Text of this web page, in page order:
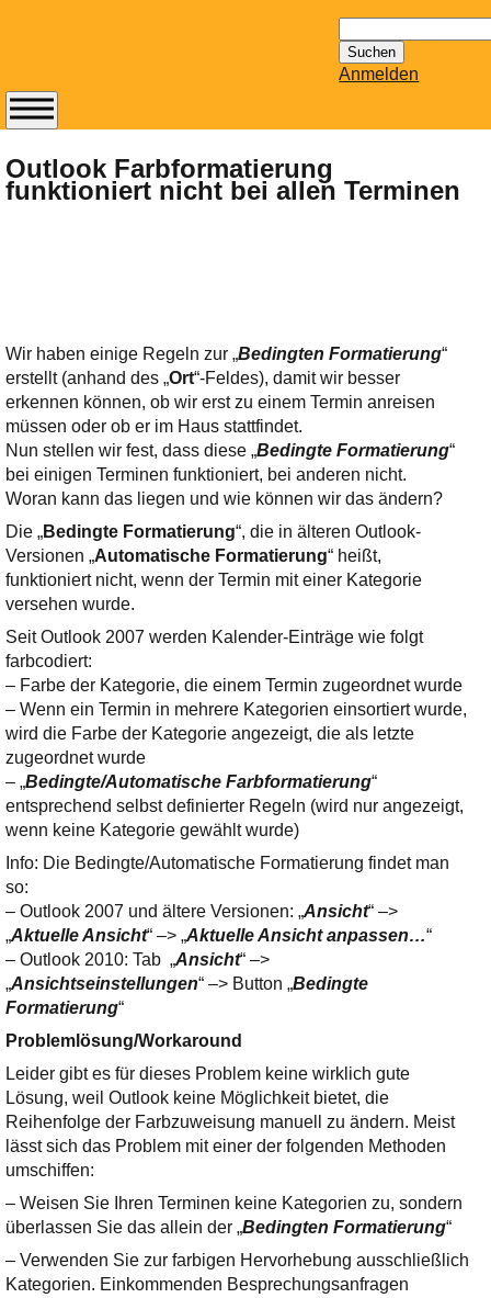
nach:
Anmelden
Outlook Farbformatierung
funktioniert nicht bei allen Terminen
Wir haben einige Regeln zur „Bedingten Formatierung“
erstellt (anhand des „Ort“-Feldes), damit wir besser
erkennen können, ob wir erst zu einem Termin anreisen
müssen oder ob er im Haus stattfindet.
Nun stellen wir fest, dass diese „Bedingte Formatierung“
bei einigen Terminen funktioniert, bei anderen nicht.
Woran kann das liegen und wie können wir das ändern?
Die „Bedingte Formatierung“, die in älteren Outlook-
Versionen „Automatische Formatierung“ heißt,
funktioniert nicht, wenn der Termin mit einer Kategorie
versehen wurde.
Seit Outlook 2007 werden Kalender-Einträge wie folgt
farbcodiert:
– Farbe der Kategorie, die einem Termin zugeordnet wurde
– Wenn ein Termin in mehrere Kategorien einsortiert wurde,
wird die Farbe der Kategorie angezeigt, die als letzte
zugeordnet wurde
– „Bedingte/Automatische Farbformatierung“
entsprechend selbst definierter Regeln (wird nur angezeigt,
wenn keine Kategorie gewählt wurde)
Info: Die Bedingte/Automatische Formatierung findet man
so:
– Outlook 2007 und ältere Versionen: „Ansicht“ –>
„Aktuelle Ansicht“ –> „Aktuelle Ansicht anpassen…“
– Outlook 2010: Tab „Ansicht“ –>
„Ansichtseinstellungen“ –> Button „Bedingte
Formatierung“
Problemlösung/Workaround
Leider gibt es für dieses Problem keine wirklich gute
Lösung, weil Outlook keine Möglichkeit bietet, die
Reihenfolge der Farbzuweisung manuell zu ändern. Meist
lässt sich das Problem mit einer der folgenden Methoden
umschiffen:
– Weisen Sie Ihren Terminen keine Kategorien zu, sondern
überlassen Sie das allein der „Bedingten Formatierung“
– Verwenden Sie zur farbigen Hervorhebung ausschließlich
Kategorien. Einkommenden Besprechungsanfragen
Abonnieren Sie den
14-tägig
erscheinenden
bereithält!
Wie z.B. Outlook,
GMail, Thunderbird
oder auch
KuNoMail, usw.
Ihre E-Mail
Adresse:
E-Mail
E-Mail bestätigen